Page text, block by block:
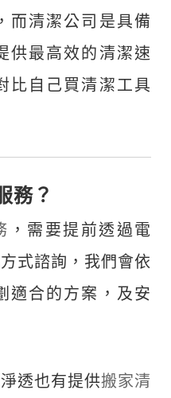
而清潔公司是具備
供最高效的清潔速
比自己買清潔工具
務？
，需要提前透過電
式諮詢，我們會依
適合的方案，及安
透也有提供搬家清